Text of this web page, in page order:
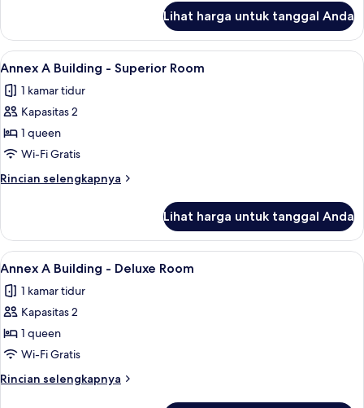
Main
Building
-
Room
Lihat harga untuk tanggal Anda
Lihat
semua
foto
untuk
Annex
A
Building
-
Room
Annex A Building - Superior Room |
9
Annex A Building - Superior Room
1 kamar tidur
Kapasitas 2
1 queen
Wi-Fi Gratis
Rincian selengkapnya
Rincian
Annex
A
Building
Superior
Room
Lihat harga untuk tanggal Anda
Lihat
semua
foto
untuk
Annex
A
Building
-
Annex A Building - Deluxe Room |
6
Annex A Building - Deluxe Room
1 kamar tidur
Kapasitas 2
1 queen
Wi-Fi Gratis
Rincian selengkapnya
Rincian